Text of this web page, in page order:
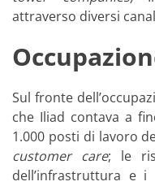
attraverso diversi
Sul fronte
che Iliad contava a
1.000 posti di lavoro
customer care; le
dell’infrastruttura e